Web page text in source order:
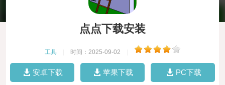
点点下载安装
工具 时间：2025-09-02
安卓下载 苹果下载 PC下载